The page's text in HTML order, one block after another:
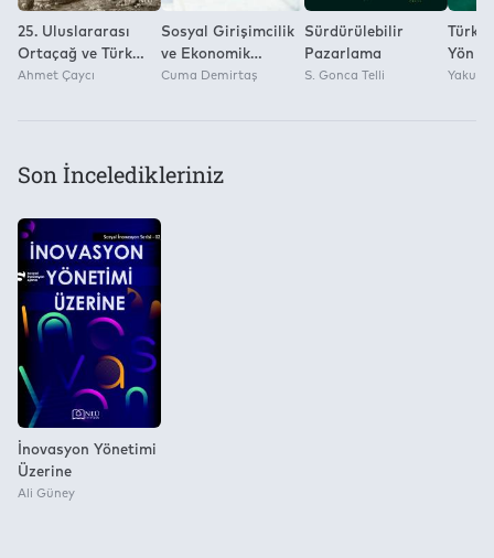
25. Uluslararası
Ortaçağ ve Türk
Dönemi Kazıları ve
Ahmet Çaycı
Sosyal Girişimcilik
ve Ekonomik
Büyüme
Cuma Demirtaş
Sürdürülebilir
Pazarlama
S. Gonca Telli
Türk
Yön
Yakup
Son İnceledikleriniz
İnovasyon Yönetimi
Üzerine
Ali Güney